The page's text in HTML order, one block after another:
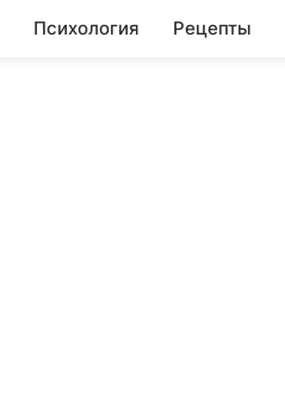
Психология Рецепты